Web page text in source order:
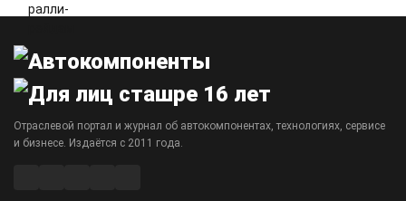
Отраслевой портал и журнал об автокомпонентах, технологиях, сервисе
и бизнесе. Издаётся с 2011 года.